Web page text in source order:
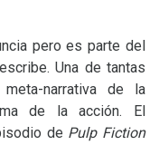
pero es parte del
Una de tantas
narrativa de la
de la acción. El
de Pulp Fiction